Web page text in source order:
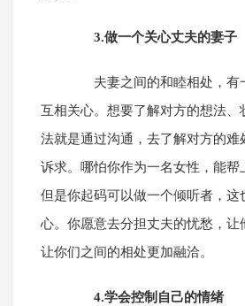
3.做一个关心丈夫的妻子
夫妻之间的和睦相处，有
互相关心。想要了解对方的想法、
法就是通过沟通，去了解对方的难
诉求。哪怕你作为一名女性，能帮
但是你起码可以做一个倾听者，这
心。你愿意去分担丈夫的忧愁，让
让你们之间的相处更加融洽。
4.学会控制自己的情绪